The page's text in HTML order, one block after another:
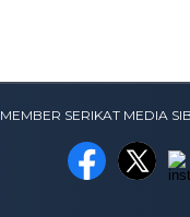
MEMBER SERIKAT MEDIA